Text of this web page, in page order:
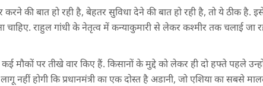
की बात हो रही है, बेहतर सुविधा देने की बात हो रही है, तो ये ठीक है.
चाहिए. राहुल गांधी के नेतृत्व में कन्याकुमारी से लेकर कश्मीर तक चलाई जा
पर तीखे वार किए हैं. किसानों के मुद्दे को लेकर ही दो हफ्ते पहले
नहीं होगी कि प्रधानमंत्री का एक दोस्त है अडानी, जो एशिया का सबसे